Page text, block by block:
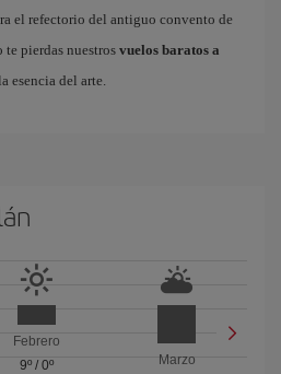
el refectorio del antiguo convento de
te pierdas nuestros vuelos baratos a
esencia del arte.
Febrero
9º/ 0º
Marzo